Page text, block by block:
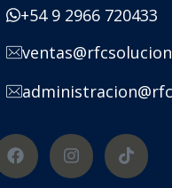
+54 9 2966 720433